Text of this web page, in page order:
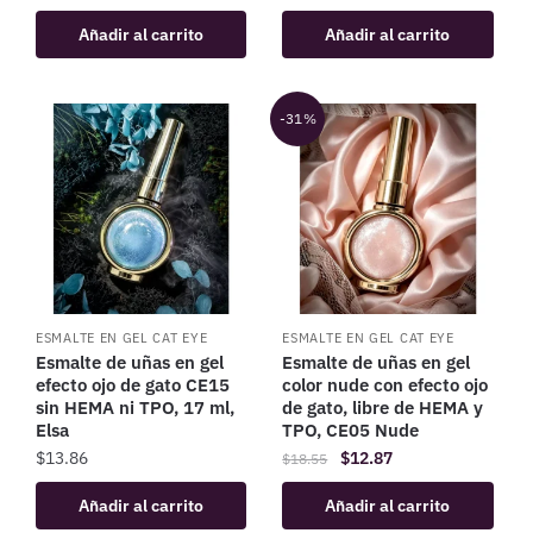
Añadir al carrito Añadir al carrito
ESMALTE EN GEL CAT EYE
Esmalte de uñas en gel
efecto ojo de gato CE15
sin HEMA ni TPO, 17 ml,
Elsa
$13.86
Añadir al carrito
-31%
ESMALTE EN GEL CAT EYE
Esmalte de uñas en gel
color nude con efecto ojo
de gato, libre de HEMA y
TPO, CE05 Nude
$18.55 $12.87
Añadir al carrito